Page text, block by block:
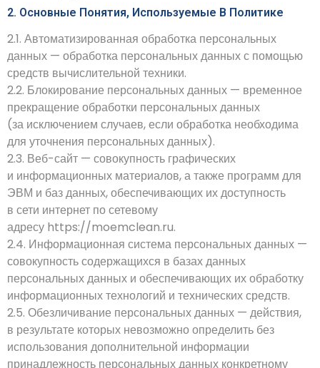
2. Основные Понятия, Используемые В Политике
2.1. Автоматизированная обработка персональных
данных — обработка персональных данных с помощью
средств вычислительной техники.
2.2. Блокирование персональных данных — временное
прекращение обработки персональных данных
(за исключением случаев, если обработка необходима
для уточнения персональных данных).
2.3. Веб-сайт — совокупность графических
и информационных материалов, а также программ для
ЭВМ и баз данных, обеспечивающих их доступность
в сети интернет по сетевому
адресу https://moemclean.ru.
2.4. Информационная система персональных данных —
совокупность содержащихся в базах данных
персональных данных и обеспечивающих их обработку
информационных технологий и технических средств.
2.5. Обезличивание персональных данных — действия,
в результате которых невозможно определить без
использования дополнительной информации
принадлежность персональных данных конкретному